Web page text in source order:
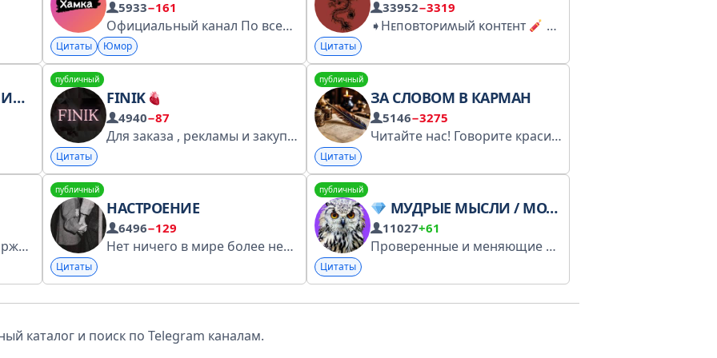
5933−161
Официальный канал По всем вопросам: @chuvapchich_hehe ( ПОЯВИЛСЯ ФЕЙК, переходите в диалог через описание канала)) свои варианты крутых фраз кидайте в предложку
Цитаты Юмор
33952−3319
➧Нᴇᴨᴏʙᴛᴏᴩиʍый ᴋᴏнᴛᴇнᴛ
Цитаты
публичный
FINIK
4940−87
Для заказа , рекламы и закупки поставщиков - @milenka_sun Отзывы можете посмотреть , вбив в поиск канала слово «отзыв»
Цитаты
публичный
ЗА СЛОВОМ В КАРМАН
5146−3275
Читайте нас! Говорите красиво! Нужна помощь или быстрый ответ? Пиши @pishisyuda_v_bot – всегда на связи!
Цитаты
купить рекламу через биржу: https://telega.in/c/nopity по вопросам рекламы: @zelyaboy перечень ркн - https://clck.ru/3Fjyqq
публичный
НАСТРОЕНИЕ
6496−129
Нет ничего в мире более непостоянного, чем настроение женщины. Для связи https://t.me/gorkiadevochka
Цитаты
публичный
МУДРЫЕ МЫСЛИ / МОТИВАЦИЯ - ИЗБРАННОЕ
11027+61
Проверенные и меняющие жизнь мотивации, истории о жизни, о семье, о деньгах... VK
Цитаты
каталог и поиск по Telegram каналам.